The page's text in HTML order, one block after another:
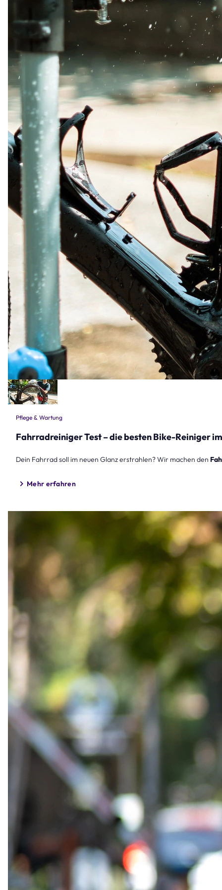
Pflege & Wartung
Fahrradreiniger Test – die besten Bike-Reiniger
Dein Fahrrad soll im neuen Glanz erstrahlen? Wir machen den
Mehr erfahren